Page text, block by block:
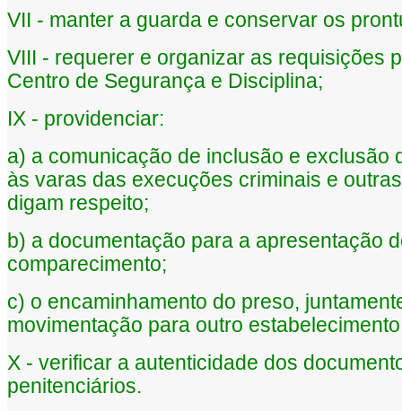
VII - manter a guarda e conservar os
VIII - requerer e organizar as requisições
Centro de Segurança e Disciplina;
IX - providenciar:
a) a comunicação de inclusão e
às varas das execuções criminais e
digam respeito;
b) a documentação para a apresentação
comparecimento;
c) o encaminhamento do preso,
movimentação para outro
X - verificar a autenticidade dos
penitenciários.